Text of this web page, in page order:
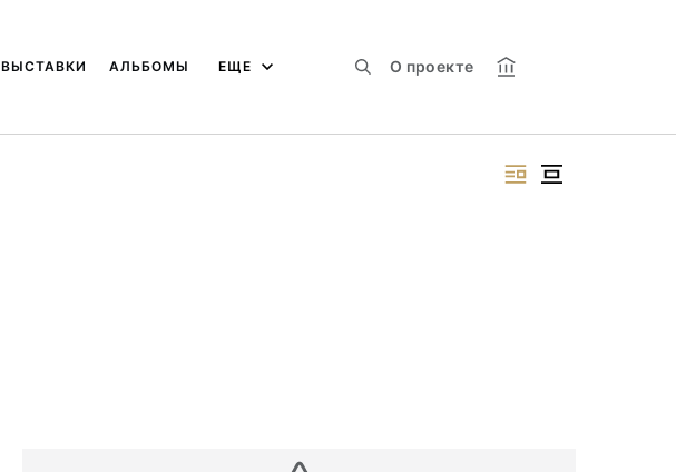
О проекте
ВЫСТАВКИ АЛЬБОМЫ ЕЩЕ